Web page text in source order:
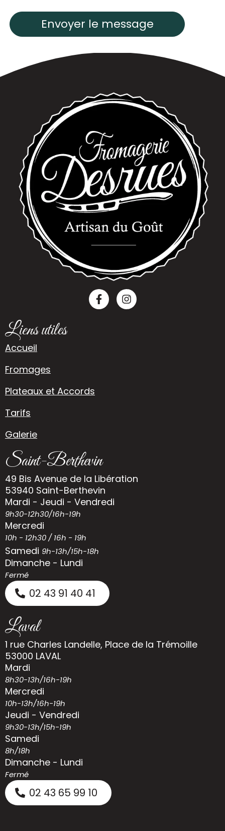
Liens utiles
Accueil
Fromages
Plateaux et Accords
Tarifs
Galerie
Saint-Berthevin
49 Bis Avenue de la Libération
53940 Saint-Berthevin
Mardi - Jeudi - Vendredi
9h30-12h30/16h-19h
Mercredi
10h - 12h30 / 16h - 19h
Samedi 9h-13h/15h-18h
Dimanche - Lundi
Fermé
02 43 91 40 41
Laval
1 rue Charles Landelle, Place de la Trémoille
53000 LAVAL
Mardi
8h30-13h/16h-19h
Mercredi
10h-13h/16h-19h
Jeudi - Vendredi
9h30-13h/15h-19h
Samedi
8h/18h
Dimanche - Lundi
Fermé
02 43 65 99 10